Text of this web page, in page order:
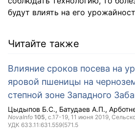
будут влиять на его
Читайте также
Влияние сроков посева на
яровой пшеницы на
степной зоне Западного
Цыдыпов Б.С. Батудаев А.П.
NovaInfo 105, с.17-19, 11 июня 2019,
УДК 633.11:631.559(571.5